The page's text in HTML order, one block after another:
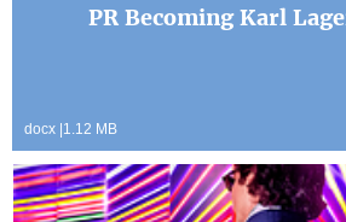
PR Becoming Karl
docx |1.12 MB